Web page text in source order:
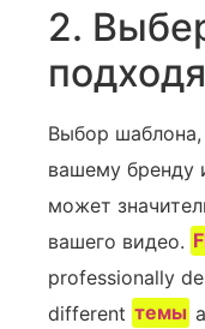
2.
Выбор шаблона,
вашему бренду
может
вашего видео.
professionally
different темы